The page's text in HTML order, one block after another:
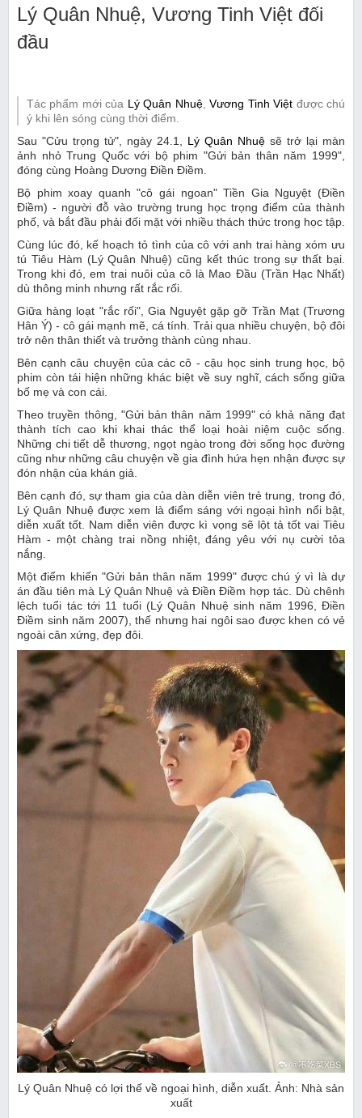
Lý Quân Nhuệ, Vương Tinh Việt đối
đầu
Tác phẩm mới của Lý Quân Nhuệ,Vương Tinh Việt được chú
ý khi lên sóng cùng thời điểm.
Sau "Cửu trọng tử", ngày 24.1, Lý Quân Nhuệ sẽ trở lại màn
ảnh nhỏ Trung Quốc với bộ phim "Gửi bản thân năm 1999",
đóng cùng Hoàng Dương Điền Điềm.
Bộ phim xoay quanh "cô gái ngoan" Tiền Gia Nguyệt (Điền
Điềm) - người đỗ vào trường trung học trọng điểm của thành
phố, và bắt đầu phải đối mặt với nhiều thách thức trong học tập.
Cùng lúc đó, kế hoạch tỏ tình của cô với anh trai hàng xóm ưu
tú Tiêu Hàm (Lý Quân Nhuệ) cũng kết thúc trong sự thất bại.
Trong khi đó, em trai nuôi của cô là Mao Đầu (Trần Hạc Nhất)
dù thông minh nhưng rất rắc rối.
Giữa hàng loạt "rắc rối", Gia Nguyệt gặp gỡ Trần Mạt (Trương
Hân Ý) - cô gái mạnh mẽ, cá tính. Trải qua nhiều chuyện, bộ đôi
trở nên thân thiết và trưởng thành cùng nhau.
Bên cạnh câu chuyện của các cô - cậu học sinh trung học, bộ
phim còn tái hiện những khác biệt về suy nghĩ, cách sống giữa
bố mẹ và con cái.
Theo truyền thông, "Gửi bản thân năm 1999" có khả năng đạt
thành tích cao khi khai thác thể loại hoài niệm cuộc sống.
Những chi tiết dễ thương, ngọt ngào trong đời sống học đường
cũng như những câu chuyện về gia đình hứa hẹn nhận được sự
đón nhận của khán giả.
Bên cạnh đó, sự tham gia của dàn diễn viên trẻ trung, trong đó,
Lý Quân Nhuệ được xem là điểm sáng với ngoại hình nổi bật,
diễn xuất tốt. Nam diễn viên được kì vọng sẽ lột tả tốt vai Tiêu
Hàm - một chàng trai nồng nhiệt, đáng yêu với nụ cười tỏa
nắng.
Một điểm khiến "Gửi bản thân năm 1999" được chú ý vì là dự
án đầu tiên mà Lý Quân Nhuệ và Điền Điềm hợp tác. Dù chênh
lệch tuổi tác tới 11 tuổi (Lý Quân Nhuệ sinh năm 1996, Điền
Điềm sinh năm 2007), thế nhưng hai ngôi sao được khen có vẻ
ngoài cân xứng, đẹp đôi.
Lý Quân Nhuệ có lợi thế về ngoại hình, diễn xuất. Ảnh: Nhà sản
xuất